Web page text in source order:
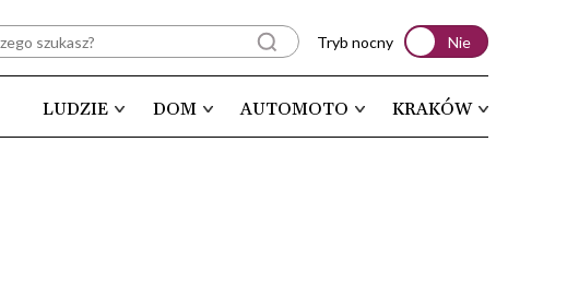
Tryb nocny Nie
LUDZIE DOM AUTOMOTO KRAKÓW